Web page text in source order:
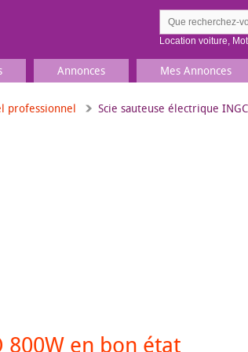
Location voiture,
Annonces Mes Annonces
professionnel Scie sauteuse électrique
800W en bon état